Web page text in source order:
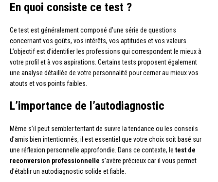
En quoi consiste ce test ?
Ce test est généralement composé d’une série de questions
concernant vos goûts, vos intérêts, vos aptitudes et vos valeurs.
L’objectif est d’identifier les professions qui correspondent le mieux à
votre profil et à vos aspirations. Certains tests proposent également
une analyse détaillée de votre personnalité pour cerner au mieux vos
atouts et vos points faibles.
L’importance de l’autodiagnostic
Même s’il peut sembler tentant de suivre la tendance ou les conseils
d’amis bien intentionnés, il est essentiel que votre choix soit basé sur
une réflexion personnelle approfondie. Dans ce contexte, le test de
reconversion professionnelle s’avère précieux car il vous permet
d’établir un autodiagnostic solide et fiable.